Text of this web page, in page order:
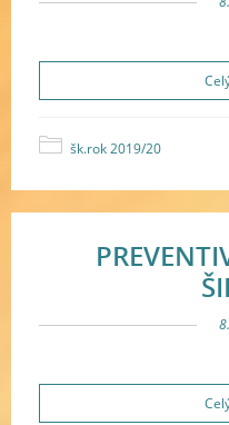
šk.rok 2019/20